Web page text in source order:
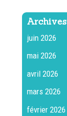
Archives
juin 2026
mai 2026
avril 2026
mars 2026
février 2026